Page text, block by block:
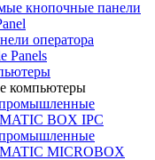
кнопочные панели
оператора
Panels
компьютеры
BOX IPC
MICROBOX